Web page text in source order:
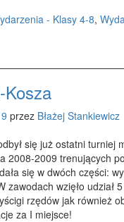
- Klasy 4-8,
Kosza
przez Błażej Stankiewicz
się już ostatni turniej
2008-2009 trenujących
się w dwóch części:
zawodach wzięło udział
rzędów jak również
za I miejsce!